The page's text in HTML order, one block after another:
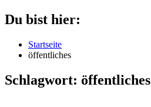
Du bist hier:
Startseite
öffentliches
Schlagwort: öffentliches